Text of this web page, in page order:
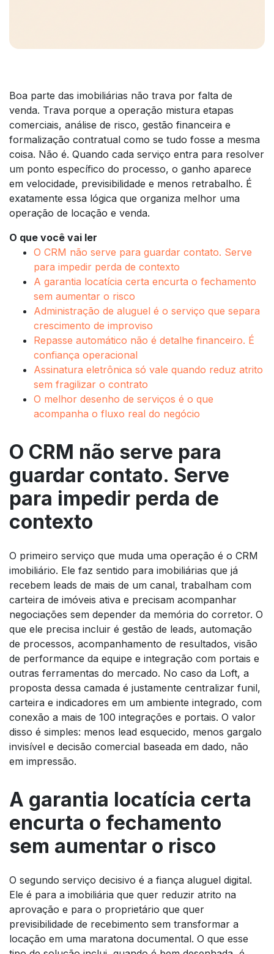
Boa parte das imobiliárias não trava por falta de
venda. Trava porque a operação mistura etapas
comerciais, análise de risco, gestão financeira e
formalização contratual como se tudo fosse a mesma
coisa. Não é. Quando cada serviço entra para resolver
um ponto específico do processo, o ganho aparece
em velocidade, previsibilidade e menos retrabalho. É
exatamente essa lógica que organiza melhor uma
operação de locação e venda.
O que você vai ler
O CRM não serve para guardar contato. Serve
para impedir perda de contexto
A garantia locatícia certa encurta o fechamento
sem aumentar o risco
Administração de aluguel é o serviço que separa
crescimento de improviso
Repasse automático não é detalhe financeiro. É
confiança operacional
Assinatura eletrônica só vale quando reduz atrito
sem fragilizar o contrato
O melhor desenho de serviços é o que
acompanha o fluxo real do negócio
O CRM não serve para
guardar contato. Serve
para impedir perda de
contexto
O primeiro serviço que muda uma operação é o CRM
imobiliário. Ele faz sentido para imobiliárias que já
recebem leads de mais de um canal, trabalham com
carteira de imóveis ativa e precisam acompanhar
negociações sem depender da memória do corretor. O
que ele precisa incluir é gestão de leads, automação
de processos, acompanhamento de resultados, visão
de performance da equipe e integração com portais e
outras ferramentas do mercado. No caso da Loft, a
proposta dessa camada é justamente centralizar funil,
carteira e indicadores em um ambiente integrado, com
conexão a mais de 100 integrações e portais. O valor
disso é simples: menos lead esquecido, menos gargalo
invisível e decisão comercial baseada em dado, não
em impressão.
A garantia locatícia certa
encurta o fechamento
sem aumentar o risco
O segundo serviço decisivo é a fiança aluguel digital.
Ele é para a imobiliária que quer reduzir atrito na
aprovação e para o proprietário que quer
previsibilidade de recebimento sem transformar a
locação em uma maratona documental. O que esse